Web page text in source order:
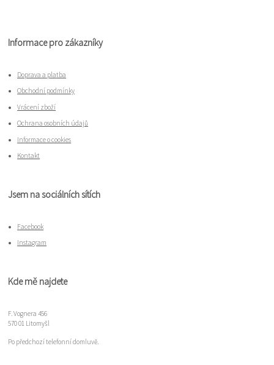
Informace pro zákazníky
Doprava a platba
Obchodní podmínky
Vrácení zboží
Ochrana osobních údajů
Informace o cookies
Kontakt
Jsem na sociálních sítích
Facebook
Instagram
Kde mě najdete
F. Vognera 456
570 01 Litomyšl
Po předchozí telefonní domluvě.